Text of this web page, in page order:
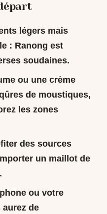
légers mais
: Ranong est
soudaines.
ou une crème
de moustiques,
les zones
des sources
un maillot de
ou votre
de